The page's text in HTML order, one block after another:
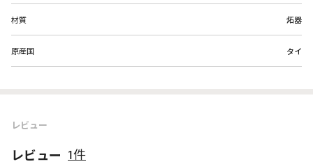
材質 炻器
原産国 タイ
レビュー
レビュー 1件